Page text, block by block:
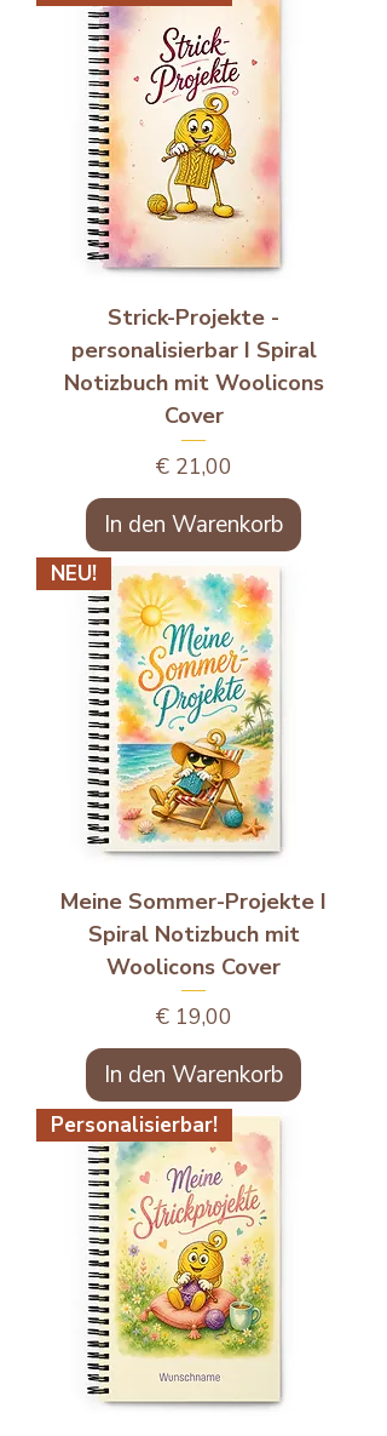
Strick-Projekte -
personalisierbar I Spiral
Notizbuch mit Woolicons
Cover
Preis
€ 21,00
In den Warenkorb
NEU!
Meine Sommer-Projekte I
Spiral Notizbuch mit
Woolicons Cover
Preis
€ 19,00
In den Warenkorb
Personalisierbar!